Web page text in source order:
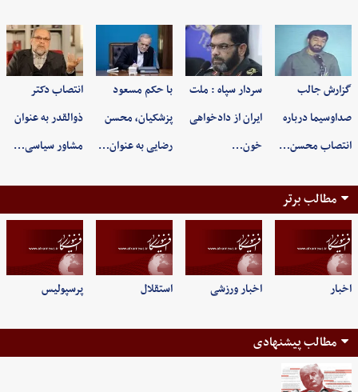
گزارش جالب
صداوسیما درباره
انتصاب محسن…
سردار سپاه : ملت
ایران از دادخواهی
خون…
با حکم مسعود
پزشکیان، محسن
رضایی به عنوان…
انتصاب دکتر
ذوالقدر به عنوان
مشاور سیاسی…
مطالب برتر
اخبار اخبار ورزشی استقلال پرسپولیس
مطالب پیشنهادی